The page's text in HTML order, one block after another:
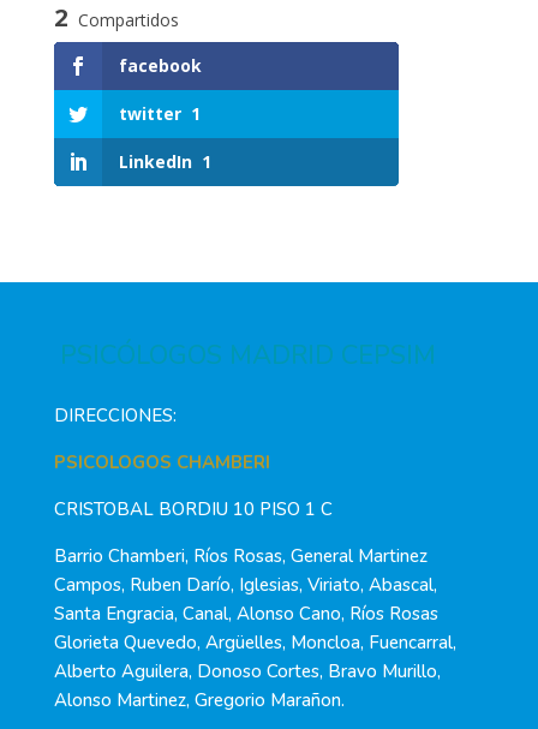
2 Compartidos
facebook
twitter 1
LinkedIn 1
PSICÓLOGOS MADRID CEPSIM
DIRECCIONES:
PSICOLOGOS CHAMBERI
CRISTOBAL BORDIU 10 PISO 1 C
Barrio Chamberi, Ríos Rosas, General Martinez
Campos, Ruben Darío, Iglesias, Viriato, Abascal,
Santa Engracia, Canal, Alonso Cano, Ríos Rosas
Glorieta Quevedo, Argüelles, Moncloa, Fuencarral,
Alberto Aguilera, Donoso Cortes, Bravo Murillo,
Alonso Martinez, Gregorio Marañon.